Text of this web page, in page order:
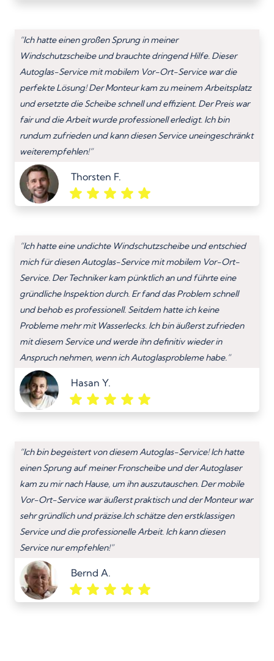
“Ich hatte einen großen Sprung in meiner
Windschutzscheibe und brauchte dringend Hilfe. Dieser
Autoglas-Service mit mobilem Vor-Ort-Service war die
perfekte Lösung! Der Monteur kam zu meinem Arbeitsplatz
und ersetzte die Scheibe schnell und effizient. Der Preis war
fair und die Arbeit wurde professionell erledigt. Ich bin
rundum zufrieden und kann diesen Service uneingeschränkt
weiterempfehlen!”
Thorsten F.
“Ich hatte eine undichte Windschutzscheibe und entschied
mich für diesen Autoglas-Service mit mobilem Vor-Ort-
Service. Der Techniker kam pünktlich an und führte eine
gründliche Inspektion durch. Er fand das Problem schnell
und behob es professionell. Seitdem hatte ich keine
Probleme mehr mit Wasserlecks. Ich bin äußerst zufrieden
mit diesem Service und werde ihn definitiv wieder in
Anspruch nehmen, wenn ich Autoglasprobleme habe.”
Hasan Y.
“Ich bin begeistert von diesem Autoglas-Service! Ich hatte
einen Sprung auf meiner Fronscheibe und der Autoglaser
kam zu mir nach Hause, um ihn auszutauschen. Der mobile
Vor-Ort-Service war äußerst praktisch und der Monteur war
sehr gründlich und präzise.Ich schätze den erstklassigen
Service und die professionelle Arbeit. Ich kann diesen
Service nur empfehlen!”
Bernd A.